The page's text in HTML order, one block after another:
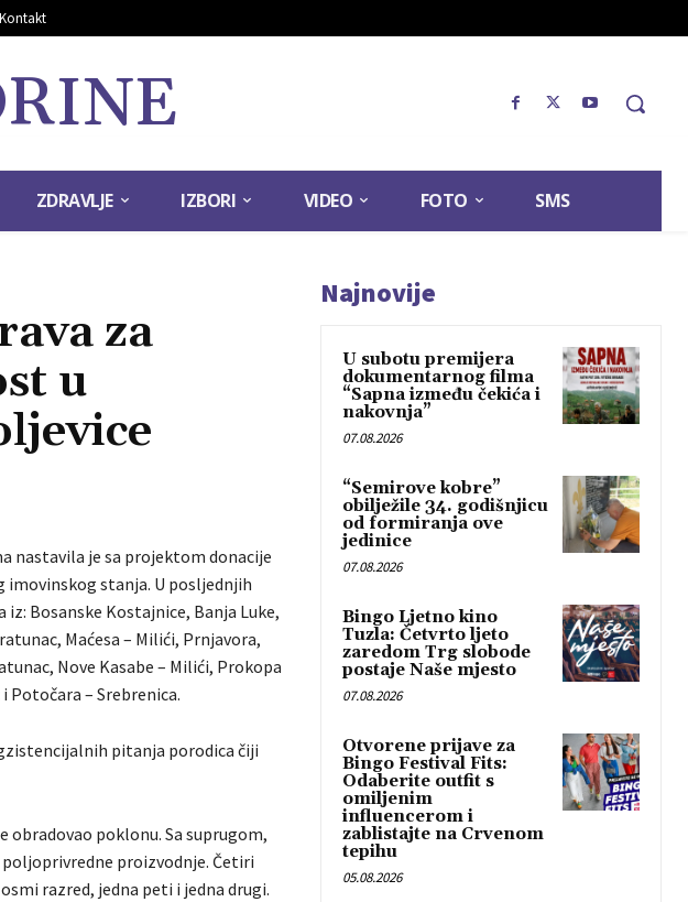
Kontakt
ZDRAVLJE IZBORI VIDEO FOTO SMS
za
u
nastavila je sa projektom donacije
imovinskog stanja. U posljednjih
Bosanske Kostajnice, Banja Luke,
Maćesa – Milići, Prnjavora,
Nove Kasabe – Milići, Prokopa
Potočara – Srebrenica.
pitanja porodica čiji
obradovao poklonu. Sa suprugom,
proizvodnje. Četiri
razred, jedna peti i jedna drugi.
Najnovije
U subotu premijera
dokumentarnog filma
“Sapna između čekića i
nakovnja”
07.08.2026
“Semirove kobre”
obilježile 34. godišnjicu
od formiranja ove
jedinice
07.08.2026
Bingo Ljetno kino
Tuzla: Četvrto ljeto
zaredom Trg slobode
postaje Naše mjesto
07.08.2026
Otvorene prijave za
Bingo Festival Fits:
Odaberite outfit s
omiljenim
influencerom i
zablistajte na Crvenom
tepihu
05.08.2026